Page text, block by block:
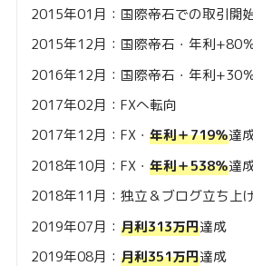
2015年01月：国際帝石での取引開
2015年12月：国際帝石・年利+80
2016年12月：国際帝石・年利+30％
2017年02月：FXへ転向
2017年12月：FX・ 年利＋719％達
2018年10月：FX・ 年利＋538％達
2018年11月：独立＆ブログ立ち上
2019年07月： 月利313万円達成
2019年08月： 月利351万円達成